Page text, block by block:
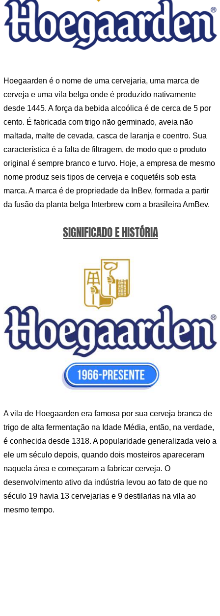
Hoegaarden é o nome de uma cervejaria, uma marca de
cerveja e uma vila belga onde é produzido nativamente
desde 1445. A força da bebida alcoólica é de cerca de 5 por
cento. É fabricada com trigo não germinado, aveia não
maltada, malte de cevada, casca de laranja e coentro. Sua
característica é a falta de filtragem, de modo que o produto
original é sempre branco e turvo. Hoje, a empresa de mesmo
nome produz seis tipos de cerveja e coquetéis sob esta
marca. A marca é de propriedade da InBev, formada a partir
da fusão da planta belga Interbrew com a brasileira AmBev.
SIGNIFICADO E HISTÓRIA
A vila de Hoegaarden era famosa por sua cerveja branca de
trigo de alta fermentação na Idade Média, então, na verdade,
é conhecida desde 1318. A popularidade generalizada veio a
ele um século depois, quando dois mosteiros apareceram
naquela área e começaram a fabricar cerveja. O
desenvolvimento ativo da indústria levou ao fato de que no
século 19 havia 13 cervejarias e 9 destilarias na vila ao
mesmo tempo.